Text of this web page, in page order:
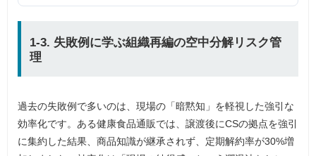
1-3. 失敗例に学ぶ組織再編の空中分解リスク管
理
過去の失敗例で多いのは、現場の「暗黙知」を軽視した強引な
効率化です。ある健康食品通販では、譲渡後にCSの拠点を強引
に集約した結果、商品知識が継承されず、定期解約率が30%増